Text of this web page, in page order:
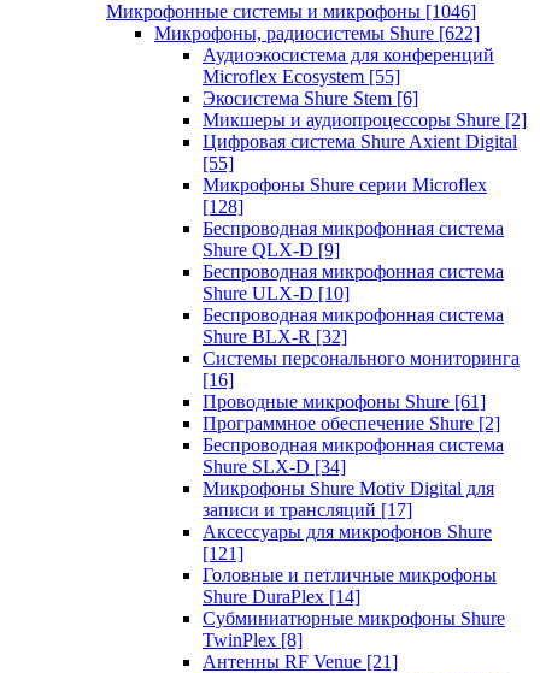
Микрофонные системы и микрофоны [1046]
Микрофоны, радиосистемы Shure [622]
Аудиоэкосистема для конференций
Microflex Ecosystem [55]
Экосистема Shure Stem [6]
Микшеры и аудиопроцессоры Shure [2]
Цифровая система Shure Axient Digital
[55]
Микрофоны Shure серии Microflex
[128]
Беспроводная микрофонная система
Shure QLX-D [9]
Беспроводная микрофонная система
Shure ULX-D [10]
Беспроводная микрофонная система
Shure BLX-R [32]
Системы персонального мониторинга
[16]
Проводные микрофоны Shure [61]
Программное обеспечение Shure [2]
Беспроводная микрофонная система
Shure SLX-D [34]
Микрофоны Shure Motiv Digital для
записи и трансляций [17]
Аксессуары для микрофонов Shure
[121]
Головные и петличные микрофоны
Shure DuraPlex [14]
Субминиатюрные микрофоны Shure
TwinPlex [8]
Антенны RF Venue [21]